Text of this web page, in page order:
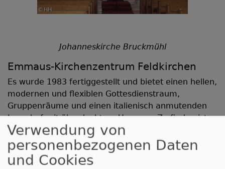
Johanneskirche Bruckmühl
Emmaus-Kirchenzentrum Feldkirchen
Es wurde 1983 fertiggestellt und bietet einen hellen,
modernen und flexiblen Gottesdienstraum,
Gruppenräume und einen italienisch anmutenden
Innenhof mit überdachtem Umgang. Zu finden ist
dasKirchenzentrumam Mareisring 1.
Verwendung von
personenbezogenen Daten
und Cookies